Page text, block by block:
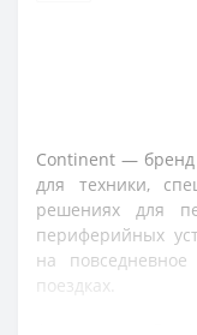
Continent — бренд
для техники,
решениях для
периферийных
на
поездках.